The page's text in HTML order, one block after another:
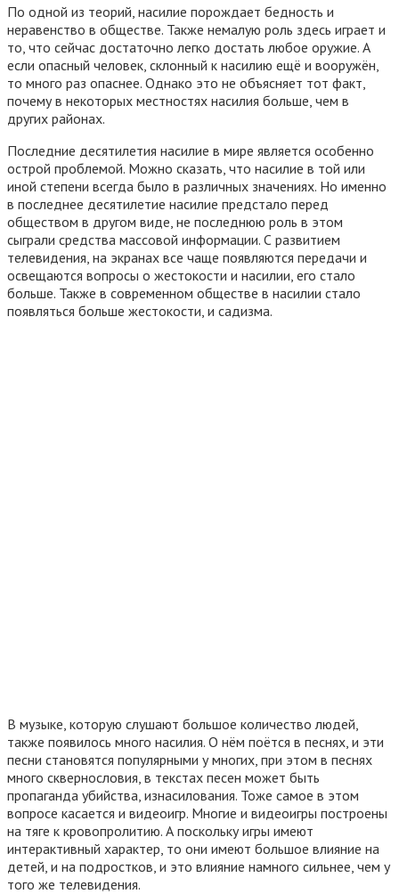
По одной из теорий, насилие порождает бедность и
неравенство в обществе. Также немалую роль здесь играет и
то, что сейчас достаточно легко достать любое оружие. А
если опасный человек, склонный к насилию ещё и вооружён,
то много раз опаснее. Однако это не объясняет тот факт,
почему в некоторых местностях насилия больше, чем в
других районах.
Последние десятилетия насилие в мире является особенно
острой проблемой. Можно сказать, что насилие в той или
иной степени всегда было в различных значениях. Но именно
в последнее десятилетие насилие предстало перед
обществом в другом виде, не последнюю роль в этом
сыграли средства массовой информации. С развитием
телевидения, на экранах все чаще появляются передачи и
освещаются вопросы о жестокости и насилии, его стало
больше. Также в современном обществе в насилии стало
появляться больше жестокости, и садизма.
В музыке, которую слушают большое количество людей,
также появилось много насилия. О нём поётся в песнях, и эти
песни становятся популярными у многих, при этом в песнях
много сквернословия, в текстах песен может быть
пропаганда убийства, изнасилования. Тоже самое в этом
вопросе касается и видеоигр. Многие и видеоигры построены
на тяге к кровопролитию. А поскольку игры имеют
интерактивный характер, то они имеют большое влияние на
детей, и на подростков, и это влияние намного сильнее, чем у
того же телевидения.